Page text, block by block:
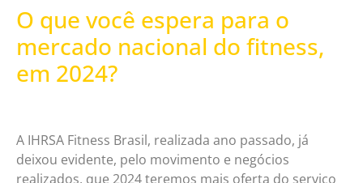
O que você espera para o
mercado nacional do fitness,
em 2024?
A IHRSA Fitness Brasil, realizada ano passado, já
deixou evidente, pelo movimento e negócios
realizados, que 2024 teremos mais oferta do serviço